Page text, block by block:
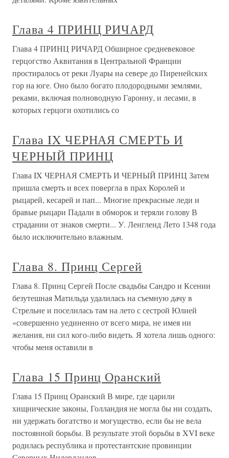
Глава 4 ПРИНЦ РИЧАРД
Глава 4 ПРИНЦ РИЧАРД Обширное средневековое
герцогство Аквитания в Центральной Франции
простиралось от реки Луары на севере до Пиренейских
гор на юге. Оно было богато плодородными землями,
реками, включая полноводную Гаронну, и лесами, в
которых герцоги охотились со
Глава IX ЧЕРНАЯ СМЕРТЬ И
ЧЕРНЫЙ ПРИНЦ
Глава IX ЧЕРНАЯ СМЕРТЬ И ЧЕРНЫЙ ПРИНЦ Затем
пришла смерть и всех повергла в прах Королей и
рыцарей, кесарей и пап... Многие прекрасные леди и
бравые рыцари Падали в обморок и теряли голову В
страдании от знаков смерти... У. Ленгленд Лето 1348 года
было исключительно влажным.
Глава 8. Принц Сергей
Глава 8. Принц Сергей После свадьбы Сандро и Ксении
безутешная Матильда удалилась на съемную дачу в
Стрельне и поселилась там на лето с сестрой Юлией
«совершенно уединенно от всего мира, не имея ни
желания, ни сил кого-либо видеть. Я хотела лишь одного:
чтобы меня оставили в
Глава 15 Принц Оранский
Глава 15 Принц Оранский В мире, где царили
хищнические законы, Голландия не могла бы ни создать,
ни удержать богатство и могущество, если бы не вела
постоянной борьбы. В результате этой борьбы в XVI веке
родилась республика и протестантские провинции